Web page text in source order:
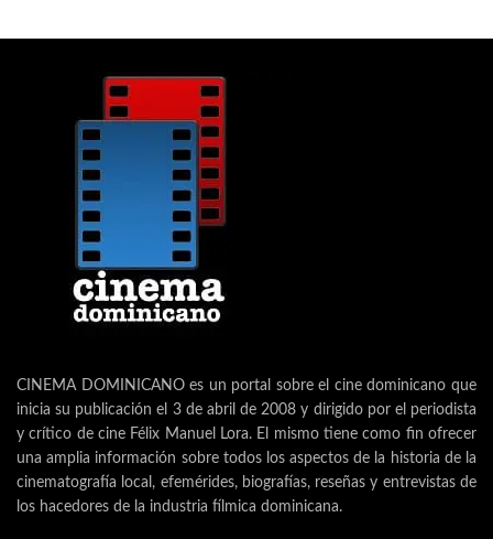
CINEMA DOMINICANO es un portal sobre el cine dominicano que
inicia su publicación el 3 de abril de 2008 y dirigido por el periodista
y crítico de cine Félix Manuel Lora. El mismo tiene como fin ofrecer
una amplia información sobre todos los aspectos de la historia de la
cinematografía local, efemérides, biografías, reseñas y entrevistas de
los hacedores de la industria fílmica dominicana.